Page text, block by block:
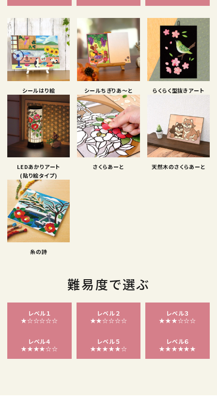
シールはり絵 シールちぎりあ〜と らくらく型抜きアート
LEDあかりアート
(貼り絵タイプ)
さくらあーと 天然木のさくらあーと
糸の詩
難易度で選ぶ
レベル１
★☆☆☆☆☆
レベル２
★★☆☆☆☆
レベル３
★★★☆☆☆
レベル４
★★★★☆☆
レベル５
★★★★★☆
レベル６
★★★★★★